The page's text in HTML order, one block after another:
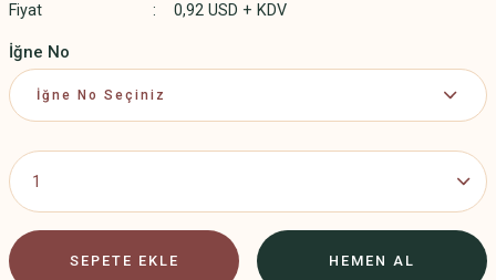
Fiyat
0,92 USD + KDV
İğne No
SEPETE EKLE HEMEN AL